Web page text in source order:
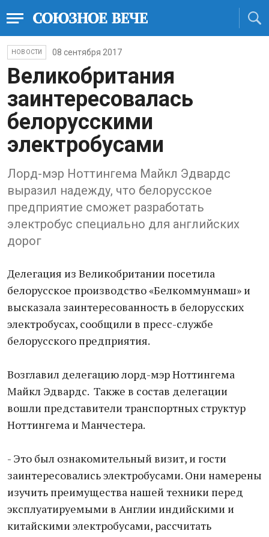
НОВОСТИ 08 сентября 2017
Великобритания
заинтересовалась
белорусскими
электробусами
Лорд-мэр Ноттингема Майкл Эдвардс
выразил надежду, что белорусское
предприятие сможет разработать
электробус специально для английских
дорог
Делегация из Великобритании посетила
белорусское производство «Белкоммунмаш» и
высказала заинтересованность в белорусских
электробусах, сообщили в пресс-службе
белорусского предприятия.
Возглавил делегацию лорд-мэр Ноттингема
Майкл Эдвардс. Также в состав делегации
вошли представители транспортных структур
Ноттингема и Манчестера.
- Это был ознакомительный визит, и гости
заинтересовались электробусами. Они намерены
изучить преимущества нашей техники перед
эксплуатируемыми в Англии индийскими и
китайскими электробусами, рассчитать